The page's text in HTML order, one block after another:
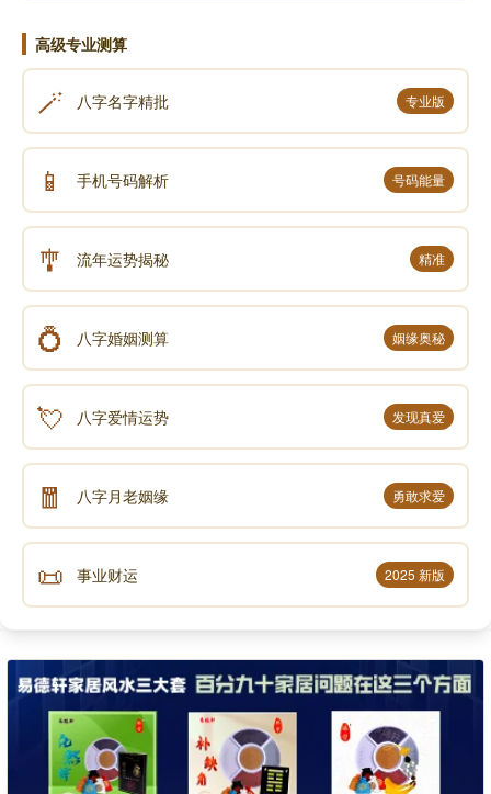
高级专业测算
🪄 八字名字精批 专业版
📱 手机号码解析 号码能量
🎐 流年运势揭秘 精准
💍 八字婚姻测算 姻缘奥秘
💘 八字爱情运势 发现真爱
🧧 八字月老姻缘 勇敢求爱
📜 事业财运 2025 新版